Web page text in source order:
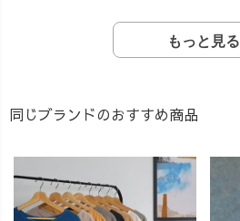
もっと見る
同じブランドのおすすめ商品